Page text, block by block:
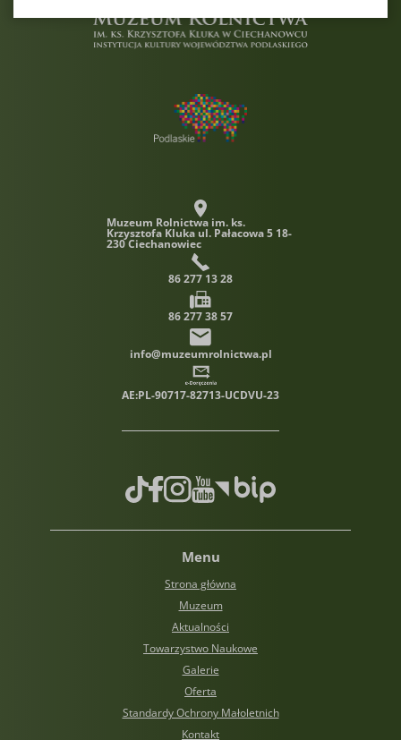
Muzeum Rolnictwa im. ks.
Krzysztofa Kluka ul. Pałacowa 5 18-
230 Ciechanowiec
86 277 13 28
86 277 38 57
info@muzeumrolnictwa.pl
AE:PL-90717-82713-UCDVU-23
TikTokFacebook
Instagram
Youtube
Biuletyn informacji
Menu
Strona główna
Muzeum
Aktualności
Towarzystwo Naukowe
Galerie
Oferta
Standardy Ochrony Małoletnich
Kontakt
cookies.